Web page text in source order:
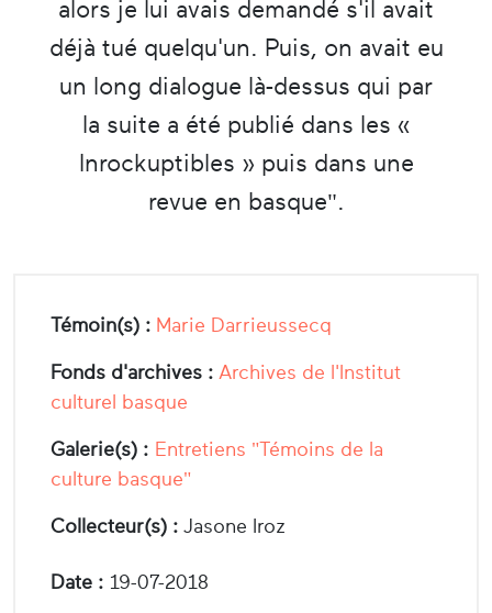
alors je lui avais demandé s'il avait
déjà tué quelqu'un. Puis, on avait eu
un long dialogue là-dessus qui par
la suite a été publié dans les «
Inrockuptibles » puis dans une
revue en basque".
Témoin(s) : Marie Darrieussecq
Fonds d'archives : Archives de l'Institut
culturel basque
Galerie(s) : Entretiens "Témoins de la
culture basque"
Collecteur(s) : Jasone Iroz
Date : 19-07-2018